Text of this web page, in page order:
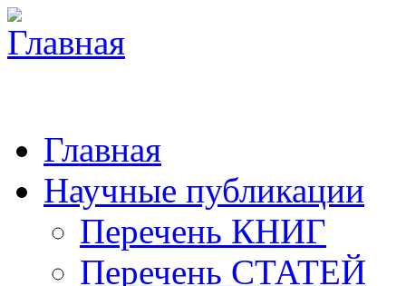
Главная
Научные публикации
Перечень КНИГ
Перечень СТАТЕЙ